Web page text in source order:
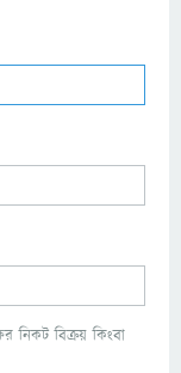
নিকট বিক্রয় কিংবা